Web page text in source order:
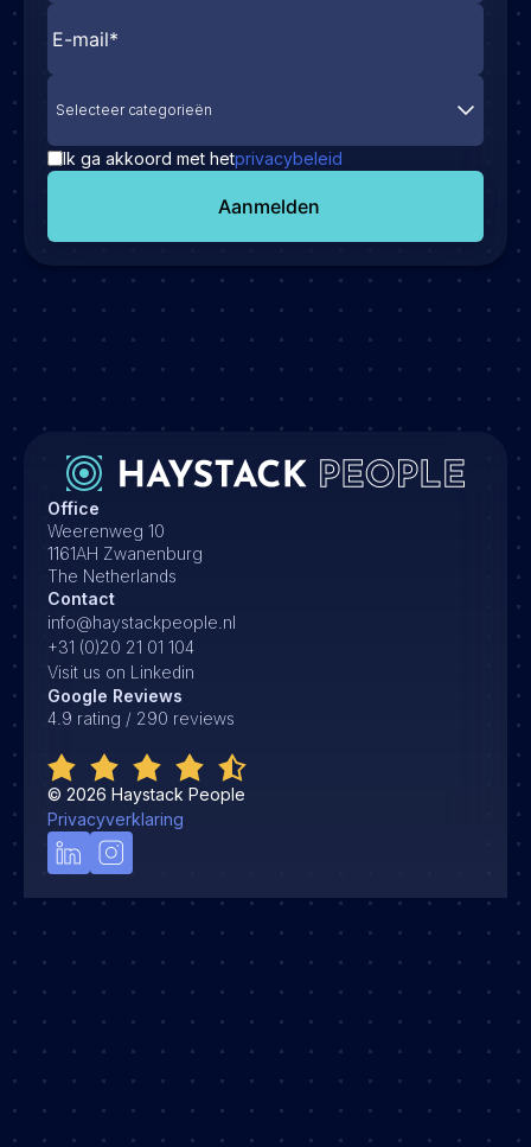
Selecteer categorieën
Ik ga akkoord met hetprivacybeleid
Aanmelden
Office
Weerenweg 10
1161AH Zwanenburg
The Netherlands
Contact
info@haystackpeople.nl
+31 (0)20 21 01 104
Visit us on Linkedin
Google Reviews
4.9 rating / 290 reviews
© 2026 Haystack People
Privacyverklaring